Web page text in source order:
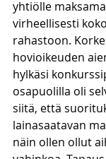
yhtiölle
virheellisesti
rahastoon.
hovioikeuden
hylkäsi
osapuolilla oli
siitä, että
lainasaatavan
näin ollen ollut